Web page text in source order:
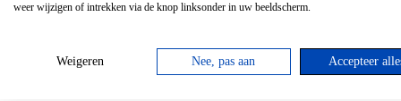
Antennekabel
weer wijzigen of intrekken via de knop linksonder in uw beeldscherm.
Weigeren Nee, pas aan Accepteer